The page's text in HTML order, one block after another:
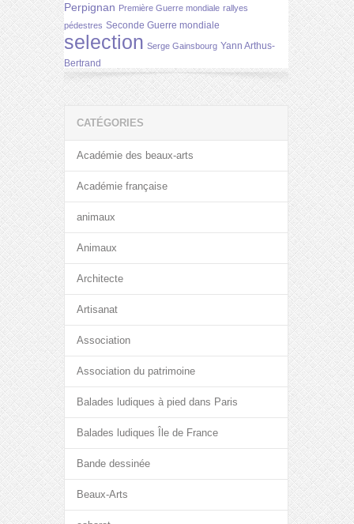
Perpignan Première Guerre mondiale rallyes
pédestres Seconde Guerre mondiale
selection Serge Gainsbourg Yann Arthus-
Bertrand
CATÉGORIES
Académie des beaux-arts
Académie française
animaux
Animaux
Architecte
Artisanat
Association
Association du patrimoine
Balades ludiques à pied dans Paris
Balades ludiques Île de France
Bande dessinée
Beaux-Arts